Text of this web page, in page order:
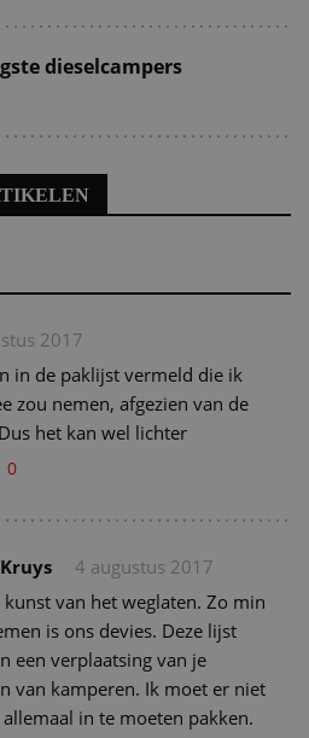
dieselcampers
2017
in de paklijst vermeld die ik
zou nemen, afgezien van de
het kan wel lichter
0
4 augustus 2017
kunst van het weglaten. Zo min
is ons devies. Deze lijst
een verplaatsing van je
van kamperen. Ik moet er niet
in te moeten pakken.